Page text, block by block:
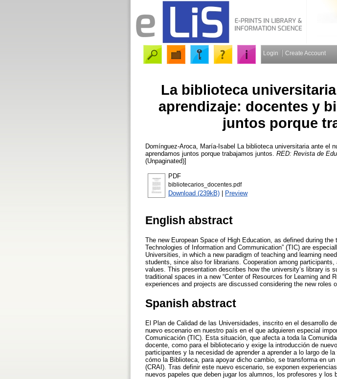
Login Create Account
La biblioteca
aprendizaje: docentes y
juntos porque
Domínguez-Aroca, María-Isabel
La biblioteca universitaria ante el
aprendamos juntos porque trabajamos juntos. RED: Revista de
(Unpaginated)]
PDF
bibliotecarios_docentes.pdf
Download (239kB) | Preview
English abstract
The new European Space of High Education, as defined during
Technologies of Information and Communication” (TIC) are
Universities, in which a new paradigm of teaching and learning
students, since also for librarians. Cooperation among
values. This presentation describes how the university’s library is
traditional spaces in a new “Center of Resources for Learning and
experiences and projects are discussed considering the new roles
Spanish abstract
El Plan de Calidad de las Universidades, inscrito en el desarrollo
nuevo escenario en nuestro país en el que adquieren especial
Comunicación (TIC). Esta situación, que afecta a toda la
docente, como para el bibliotecario y exige la introducción de
participantes y la necesidad de aprender a aprender a lo largo de
cómo la Biblioteca, para apoyar dicho cambio, se transforma en
(CRAI). Tras definir este nuevo escenario, se exponen
nuevos papeles que deben jugar los alumnos, los profesores y los